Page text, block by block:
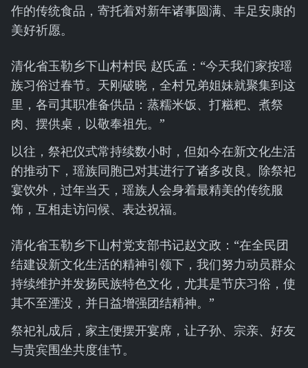
作的传统食品，寄托着对新年诸事圆满、丰足安康的
美好祈愿。
清化省玉勒乡下山村村民 赵氏孟：“今天我们家按瑶
族习俗过春节。天刚破晓，全村兄弟姐妹就聚集到这
里，各司其职准备供品：蒸糯米饭、打糍粑、煮祭
肉、摆供桌，以敬奉祖先。”
以往，祭祀仪式常持续数小时，但如今在新文化生活
的推动下，瑶族同胞已对其进行了诸多改良。除祭祀
宴饮外，过年当天，瑶族人会身着最精美的传统服
饰，互相走访问候、表达祝福。
清化省玉勒乡下山村党支部书记赵文政：“在全民团
结建设新文化生活的精神引领下，我们努力动员群众
持续维护并发扬民族特色文化，尤其是节庆习俗，使
其不至湮没，并日益增强团结精神。”
祭祀礼成后，家主便摆开宴席，让子孙、宗亲、好友
与贵宾围坐共度佳节。